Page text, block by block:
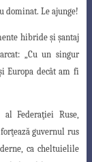
dominat. Le ajunge!
hibride şi şantaj
„Cu un singur
Europa decât am fi
Federaţiei Ruse,
guvernul rus
ca cheltuielile